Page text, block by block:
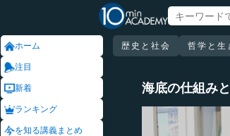
ホーム
注目
新着
ランキング
を知る講義まとめ
歴史と社会 哲学と生
海底の仕組み